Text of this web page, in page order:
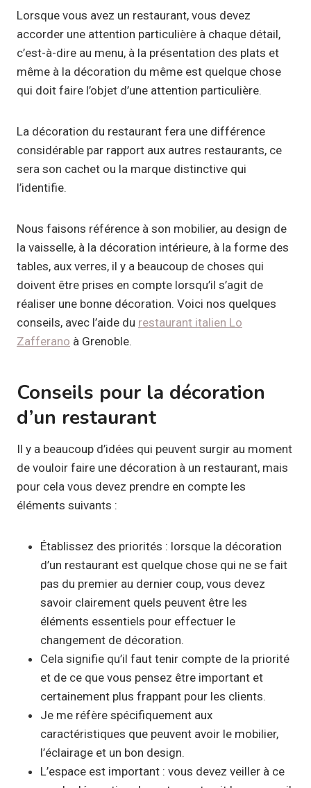
Lorsque vous avez un restaurant, vous devez
accorder une attention particulière à chaque détail,
c’est-à-dire au menu, à la présentation des plats et
même à la décoration du même est quelque chose
qui doit faire l’objet d’une attention particulière.
La décoration du restaurant fera une différence
considérable par rapport aux autres restaurants, ce
sera son cachet ou la marque distinctive qui
l’identifie.
Nous faisons référence à son mobilier, au design de
la vaisselle, à la décoration intérieure, à la forme des
tables, aux verres, il y a beaucoup de choses qui
doivent être prises en compte lorsqu’il s’agit de
réaliser une bonne décoration. Voici nos quelques
conseils, avec l’aide du restaurant italien Lo
Zafferano à Grenoble.
Conseils pour la décoration
d’un restaurant
Il y a beaucoup d’idées qui peuvent surgir au moment
de vouloir faire une décoration à un restaurant, mais
pour cela vous devez prendre en compte les
éléments suivants :
Établissez des priorités : lorsque la décoration
d’un restaurant est quelque chose qui ne se fait
pas du premier au dernier coup, vous devez
savoir clairement quels peuvent être les
éléments essentiels pour effectuer le
changement de décoration.
Cela signifie qu’il faut tenir compte de la priorité
et de ce que vous pensez être important et
certainement plus frappant pour les clients.
Je me réfère spécifiquement aux
caractéristiques que peuvent avoir le mobilier,
l’éclairage et un bon design.
L’espace est important : vous devez veiller à ce